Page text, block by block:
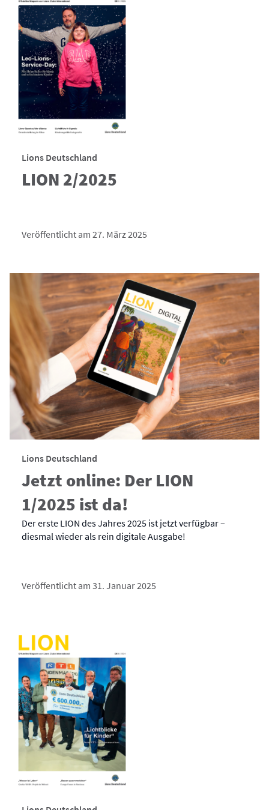
Lions Deutschland
LION 2/2025
Veröffentlicht am 27. März 2025
Lions Deutschland
Jetzt online: Der LION
1/2025 ist da!
Der erste LION des Jahres 2025 ist jetzt verfügbar –
diesmal wieder als rein digitale Ausgabe!
Veröffentlicht am 31. Januar 2025